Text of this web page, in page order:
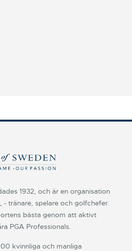
1932, och är en organisation
- tränare, spelare och golfchefer.
bästa genom att aktivt
PGA Professionals.
kvinnliga och manliga